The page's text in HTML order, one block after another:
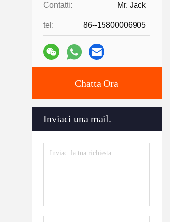
Contatti: Mr. Jack
tel: 86--15800006905
Chatta Ora
Inviaci una mail.